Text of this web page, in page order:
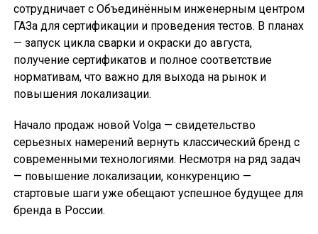
сотрудничает с Объединённым инженерным центром
ГАЗа для сертификации и проведения тестов. В планах
— запуск цикла сварки и окраски до августа,
получение сертификатов и полное соответствие
нормативам, что важно для выхода на рынок и
повышения локализации.
Начало продаж новой Volga — свидетельство
серьезных намерений вернуть классический бренд с
современными технологиями. Несмотря на ряд задач
— повышение локализации, конкуренцию —
стартовые шаги уже обещают успешное будущее для
бренда в России.